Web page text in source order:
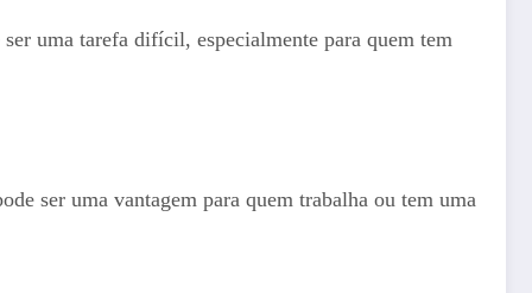
uma tarefa difícil, especialmente para quem tem
ser uma vantagem para quem trabalha ou tem uma